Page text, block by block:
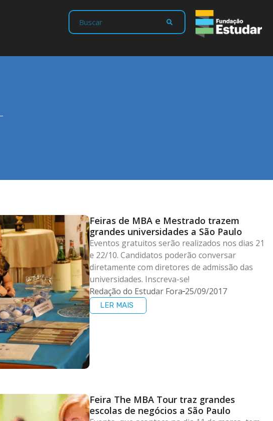
Feiras de MBA e Mestrado trazem
grandes universidades a São Paulo
Eventos gratuitos serão realizados nos dias 21
e 22/10. Candidatos poderão conversar
diretamente com diretores de admissão das
universidades. Inscreva-se!
Redação do Estudar Fora 25/09/2017
LER MAIS
Feira The MBA Tour traz grandes
escolas de negócios a São Paulo